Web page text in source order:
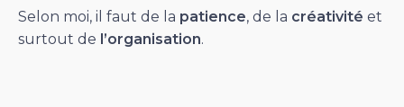
Selon moi, il faut de la patience, de la créativité et
surtout de l’organisation.